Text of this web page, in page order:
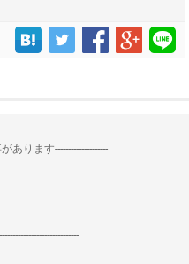
あります--------------------